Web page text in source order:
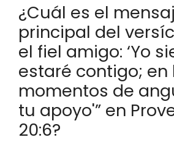
¿Cuál es el
principal del
el fiel amigo: ‘Yo
estaré contigo; en
momentos de
tu apoyo'” en
20:6?